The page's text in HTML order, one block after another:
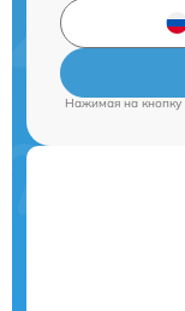
Нажимая на кнопку